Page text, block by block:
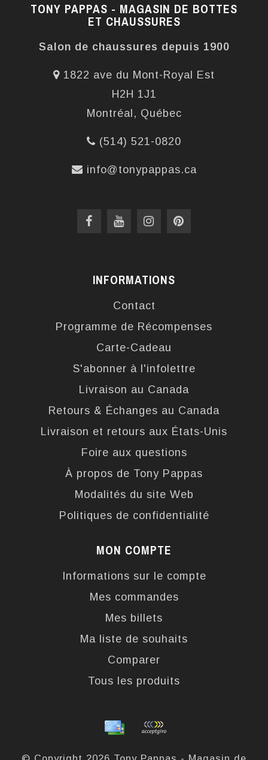
TONY PAPPAS - MAGASIN DE BOTTES
ET CHAUSSURES
Salon de chaussures depuis 1900
1822 ave du Mont-Royal Est
H2H 1J1
Montréal, Québec
(514) 521-0820
info@tonypappas.ca
INFORMATIONS
Contact
Programme de Récompenses
Carte-Cadeau
S'abonner à l'infolettre
Livraison au Canada
Retours & Échanges au Canada
Livraison et retours aux États-Unis
Foire aux questions
À propos de Tony Pappas
Modalités du site Web
Politiques de confidentialité
MON COMPTE
Informations sur le compte
Mes commandes
Mes billets
Ma liste de souhaits
Comparer
Tous les produits